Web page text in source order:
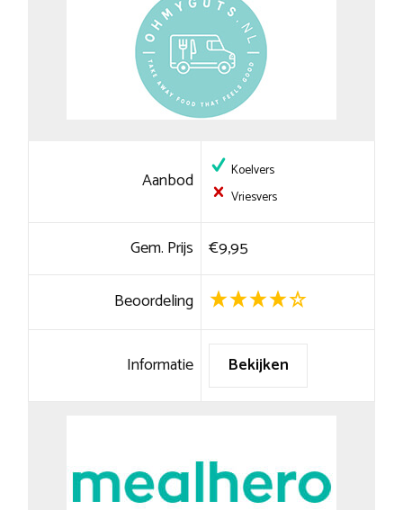
Aanbod
Koelvers
Vriesvers
Gem. Prijs €9,95
Beoordeling
Informatie Bekijken